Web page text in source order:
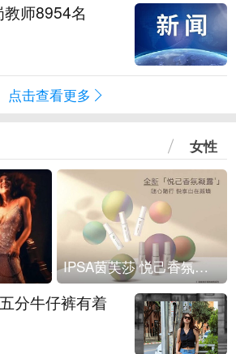
师8954名
点击查看更多
女性
IPSA茵芙莎 悦己香氛凝露上市
分牛仔裤有着